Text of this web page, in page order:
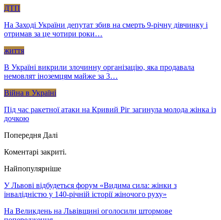
ДТП
На Заході України депутат збив на смерть 9-річну дівчинку і
отримав за це чотири роки…
життя
В Україні викрили злочинну організацію, яка продавала
немовлят іноземцям майже за 3…
Війна в Україні
Під час ракетної атаки на Кривий Ріг загинула молода жінка із
дочкою
Попередня Далі
Коментарі закриті.
Найпопулярніше
У Львові відбудеться форум «Видима сила: жінки з
інвалідністю у 140-річній історії жіночого руху»
На Великдень на Львівщині оголосили штормове